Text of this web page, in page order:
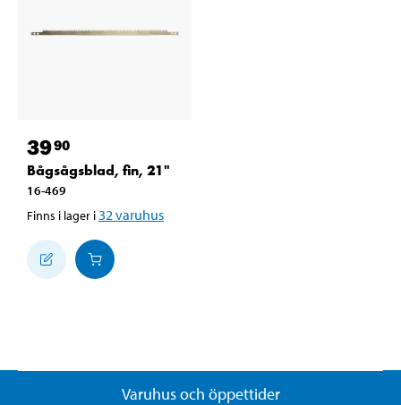
3990
Bågsågsblad, fin, 21"
16-469
Finns i lager i 32 varuhus
Varuhus och öppettider